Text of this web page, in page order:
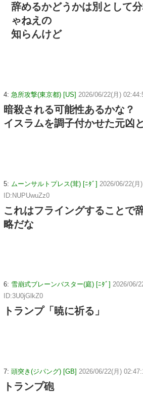
辞めるかどうかは別として
ゃねえの
知らんけど
4: 急所攻撃(東京都) [US] 2026/06/22(月)
暗殺される可能性あるかな？
イスラムを調子付かせた元凶
5: ムーンサルトプレス(茸) [ﾆﾀﾞ] 2026/06/22(月
ID:NUPUwuZz0
これはフライングすることで
略だな
6: 雪崩式ブレーンバスター(庭) [ﾆﾀﾞ] 2026/06/
ID:3U0jGlkZ0
トランプ「暁に祈る」
7: 頭突き(ジパング) [GB] 2026/06/22(月)
トランプ砲